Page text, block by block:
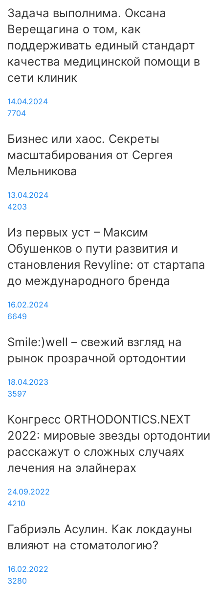
Задача выполнима. Оксана
Верещагина о том, как
поддерживать единый стандарт
качества медицинской помощи в
сети клиник
14.04.2024
7704
Бизнес или хаос. Секреты
масштабирования от Сергея
Мельникова
13.04.2024
4203
Из первых уст – Максим
Обушенков о пути развития и
становления Revyline: от стартапа
до международного бренда
16.02.2024
6649
Smile:)well – свежий взгляд на
рынок прозрачной ортодонтии
18.04.2023
3597
Конгресс ORTHODONTICS.NEXT
2022: мировые звезды ортодонтии
расскажут о сложных случаях
лечения на элайнерах
24.09.2022
4210
Габриэль Асулин. Как локдауны
влияют на стоматологию?
16.02.2022
3280